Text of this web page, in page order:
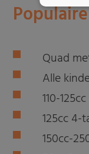
Quad
Alle
110-
125cc 4-
150cc-